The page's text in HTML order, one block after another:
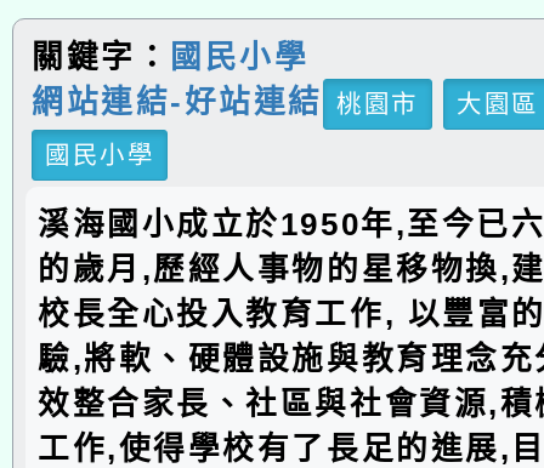
關鍵字：
國民小學
網站連結-好站連結
桃園市
大園區
國民小學
溪海國小成立於1950年,至今已
的歲月,歷經人事物的星移物換,
校長全心投入教育工作, 以豐富
驗,將軟、硬體設施與教育理念
效整合家長、社區與社會資源,
工作,使得學校有了長足的進展,